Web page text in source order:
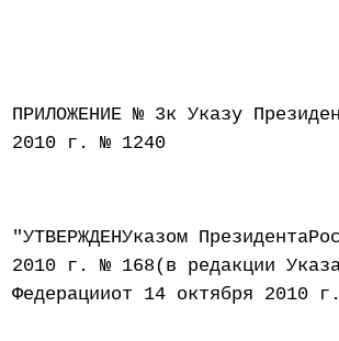
ПРИЛОЖЕНИЕ № 3к Указу
2010 г. № 1240
"УТВЕРЖДЕНУказом
2010 г. № 168(в редакции Указа
Федерацииот 14 октября 2010